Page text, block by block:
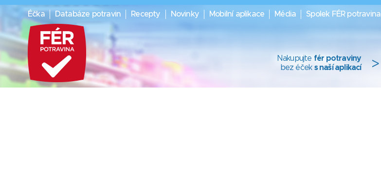
Éčka Databáze potravin Recepty Novinky Mobilní aplikace Média Spolek FÉR potravina
Nakupujte fér potraviny
bez éček s naší aplikací >